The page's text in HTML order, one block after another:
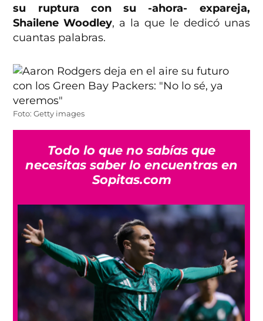
su ruptura con su -ahora- expareja,
Shailene Woodley, a la que le dedicó unas
cuantas palabras.
Foto: Getty images
Todo lo que no sabías que
necesitas saber lo encuentras en
Sopitas.com